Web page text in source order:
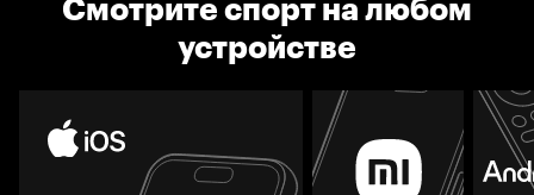
Смотрите спорт на любом
устройстве